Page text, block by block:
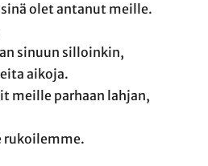
olet antanut meille.
sinuun silloinkin,
aikoja.
meille parhaan lahjan,
rukoilemme.